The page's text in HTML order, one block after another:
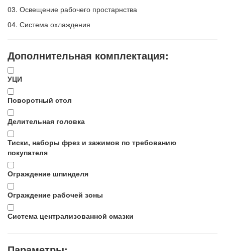
03. Освещение рабочего простарнства
04. Система охлаждения
Дополнительная комплектация:
УЦИ
Поворотный стол
Делительная головка
Тиски, наборы фрез и зажимов по требованию
покупателя
Ограждение шпинделя
Ограждение рабочей зоны
Система централизованной смазки